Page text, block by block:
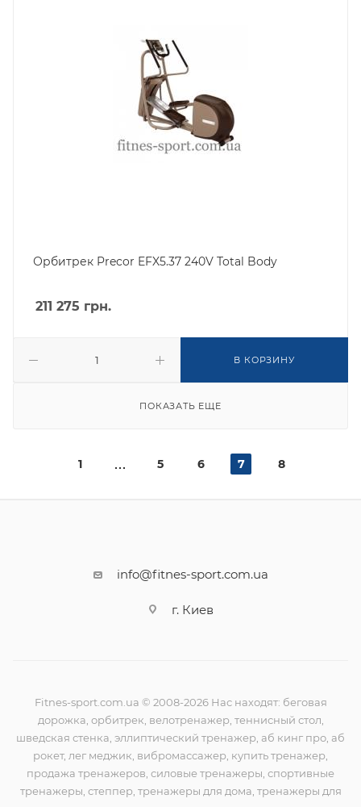
Орбитрек Precor EFX5.37 240V Total Body
211 275 грн.
В КОРЗИНУ
ПОКАЗАТЬ ЕЩЕ
1 5 6 7 8
info@fitnes-sport.com.ua
г. Киев
Fitnes-sport.com.ua © 2008-2026 Нас находят: беговая
дорожка, орбитрек, велотренажер, теннисный стол,
шведская стенка, эллиптический тренажер, аб кинг про, аб
рокет, лег меджик, вибромассажер, купить тренажер,
продажа тренажеров, силовые тренажеры, спортивные
тренажеры, степпер, тренажеры для дома, тренажеры для